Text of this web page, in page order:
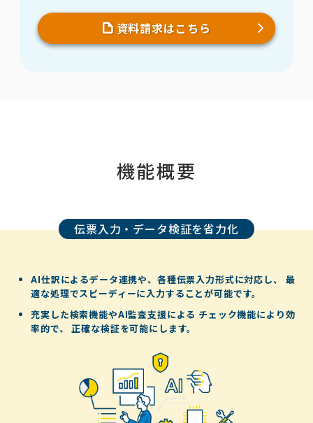
資料請求はこちら
機能概要
伝票入力・データ検証を省力化
AI仕訳によるデータ連携や、各種伝票入力形式に対応し、
最
適な処理でスピーディーに入力することが可能です。
充実した検索機能やAI監査支援による チェック機能により効
率的で、
正確な検証を可能にします。